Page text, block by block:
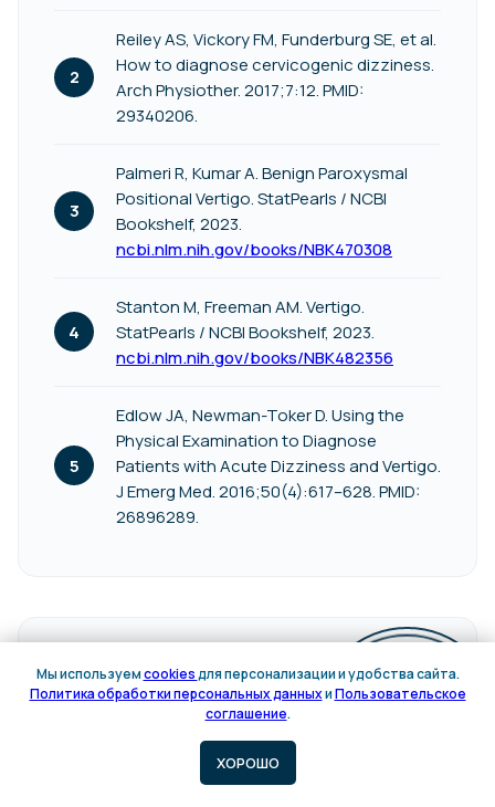
Reiley AS, Vickory FM, Funderburg SE, et al.
How to diagnose cervicogenic dizziness.
Arch Physiother. 2017;7:12. PMID:
29340206.
Palmeri R, Kumar A. Benign Paroxysmal
Positional Vertigo. StatPearls / NCBI
Bookshelf, 2023.
ncbi.nlm.nih.gov/books/NBK470308
Stanton M, Freeman AM. Vertigo.
StatPearls / NCBI Bookshelf, 2023.
ncbi.nlm.nih.gov/books/NBK482356
Edlow JA, Newman-Toker D. Using the
Physical Examination to Diagnose
Patients with Acute Dizziness and Vertigo.
J Emerg Med. 2016;50(4):617–628. PMID:
26896289.
Берест Вадим Сергеевич
Травматолог-ортопед клиники БСК
Краснодар.
Мы заботимся о вашей
спине и суставах
Вы наслаждаетесь
восстановлению для людей с
малоподвижным образом жизни
Мы используемcookiesдля персонализации и удобства сайта.
Политика обработки персональных данныхиПользовательское
соглашение.
ХОРОШО
Онлайн
Онлайн